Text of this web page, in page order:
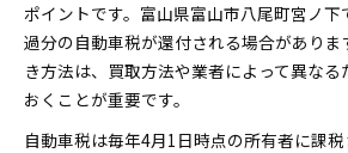
ポイントです。富山県富山市八尾町宮ノ
過分の自動車税が還付される場合があり
き方法は、買取方法や業者によって異な
おくことが重要です。
自動車税は毎年4月1日時点の所有者に課